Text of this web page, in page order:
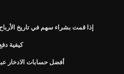
إذا قمت بشراء سهم في تاريخ
كيفية
أفضل حسابات الادخار